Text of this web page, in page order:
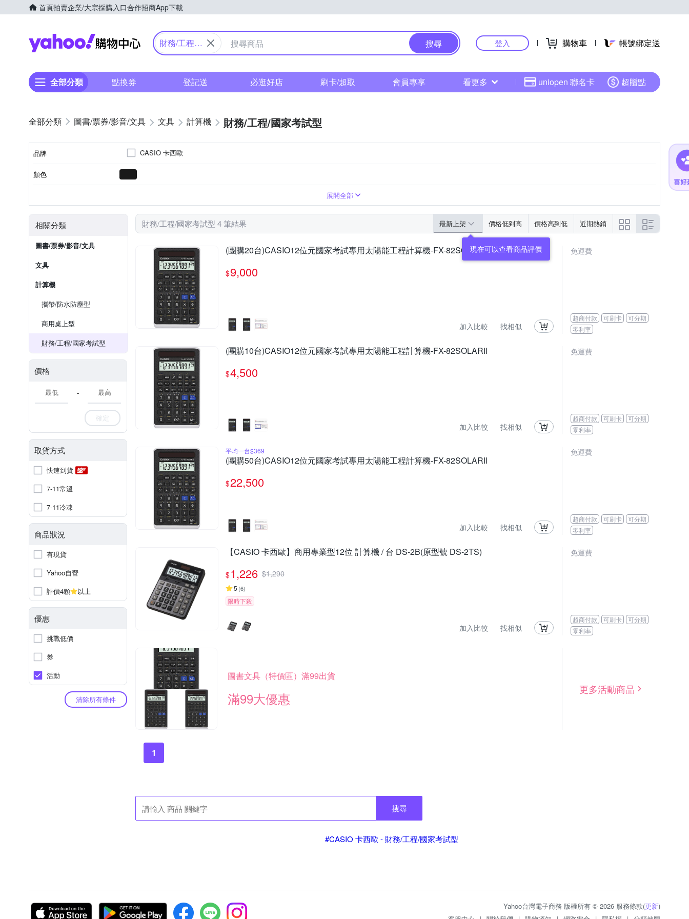
首頁拍賣企業/大宗採購入口合作招商App下載
Yahoo購物中心
財務/工程/
搜尋 登入 購物車 帳號綁定送
全部分類 點換券 登記送 必逛好店 刷卡/超取 會員專享 看更多 uniopen 聯名卡 超贈點
圖書/票券/影音/文具 文具 計算機 財務/工程/國家考試型
品牌 CASIO 卡西歐
顏色
展開全部
相關分類
圖書/票券/影音/文具
文具
計算機
攜帶/防水防塵型
商用桌上型
財務/工程/國家考試型
價格
-
確定
取貨方式
快速到貨
7-11常溫
7-11冷凍
商品狀況
有現貨
Yahoo自營
評價4顆
以上
優惠
挑戰低價
券
活動
清除所有條件
財務/工程/國家考試型 4 筆結果 最新上架 價格低到高 價格高到低 近期熱銷
現在可以查看商品評價
(團購20台)CASIO12位元國家考試專用太陽能工程計算機-FX-82SOLARII
$9,000
加入比較 找相似
免運費
超商付款 可刷卡
可分期
零利率
(團購10台)CASIO12位元國家考試專用太陽能工程計算機-FX-82SOLARII
$4,500
加入比較 找相似
免運費
超商付款 可刷卡
可分期
零利率
平均一台$369
(團購50台)CASIO12位元國家考試專用太陽能工程計算機-FX-82SOLARII
$22,500
加入比較 找相似
免運費
超商付款 可刷卡
可分期
零利率
【CASIO 卡西歐】商用專業型12位 計算機 / 台 DS-2B(原型號 DS-2TS)
$1,226 $1,290
5 (6)
限時下殺
加入比較 找相似
免運費
超商付款 可刷卡
可分期
零利率
圖書文具（特價區）滿99出貨
滿99大優惠
更多活動商品
1
搜尋
#CASIO 卡西歐 - 財務/工程/國家考試型
Yahoo台灣電子商務 版權所有 © 2026 服務條款(更新)